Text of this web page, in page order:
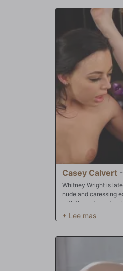
Casey Calvert -
Whitney Wright is
nude and caressing
with the cute and
not having the
up her cute perky
stretching open
gaping with toys.
butt plug. Finally
to prove her worth